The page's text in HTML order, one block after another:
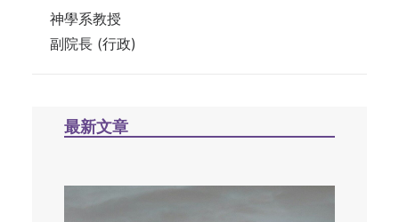
神學系教授
副院長 (行政)
最新文章